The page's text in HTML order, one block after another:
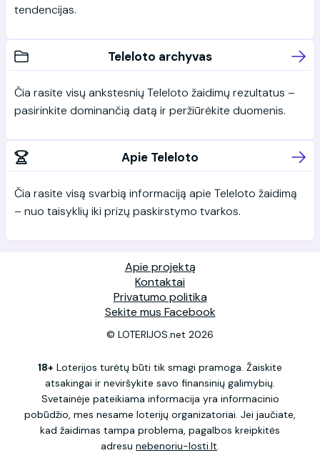
tendencijas.
Teleloto archyvas
Čia rasite visų ankstesnių Teleloto žaidimų rezultatus –
pasirinkite dominančią datą ir peržiūrėkite duomenis.
Apie Teleloto
Čia rasite visą svarbią informaciją apie Teleloto žaidimą
– nuo taisyklių iki prizų paskirstymo tvarkos.
Apie projektą
Kontaktai
Privatumo politika
Sekite mus Facebook
© LOTERIJOS.net 2026
18+ Loterijos turėtų būti tik smagi pramoga. Žaiskite
atsakingai ir neviršykite savo finansinių galimybių.
Svetainėje pateikiama informacija yra informacinio
pobūdžio, mes nesame loterijų organizatoriai. Jei jaučiate,
kad žaidimas tampa problema, pagalbos kreipkitės
adresu nebenoriu-losti.lt.